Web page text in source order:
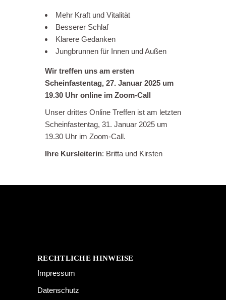
Mehr Kraft und Vitalität
Besserer Schlaf
Klarere Gedanken
Jungbrunnen für Innen und Außen
Wir treffen uns am ersten
Scheinfastentag, 27. Januar 2025 um
19.30 Uhr online im Zoom-Call
Unser drittes Online Treffen ist am letzten
Scheinfastentag, 31. Januar 2025 um
19.30 Uhr im Zoom-Call.
Ihre Kursleiterin: Britta und Kirsten
RECHTLICHE HINWEISE
Impressum
Datenschutz